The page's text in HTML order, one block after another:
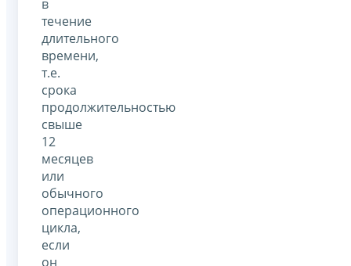
в
течение
длительного
времени,
т.е.
срока
продолжительностью
свыше
12
месяцев
или
обычного
операционного
цикла,
если
он